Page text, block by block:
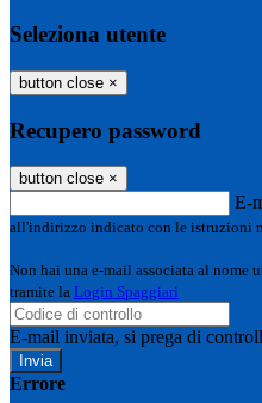
Seleziona utente
button close ×
Recupero password
button close ×
E-
all'indirizzo indicato con le istruzioni
Non hai una e-mail associata al nome
tramite la Login Spaggiari
E-mail inviata, si prega di
Errore